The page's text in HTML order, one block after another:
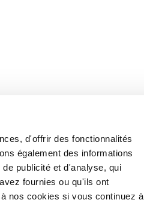
d'offrir des fonctionnalités
également des informations
publicité et d'analyse, qui
fournies ou qu'ils ont
nos cookies si vous continuez à